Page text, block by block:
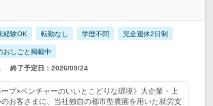
経験OK 転勤なし 学歴不問 完全週休2日制
おしごと掲載中
終了予定日：2026/09/24
ープ×ベンチャーのいいとこどりな環境》大企業・上
お客さまに、当社独自の都市型農園を用いた就労支